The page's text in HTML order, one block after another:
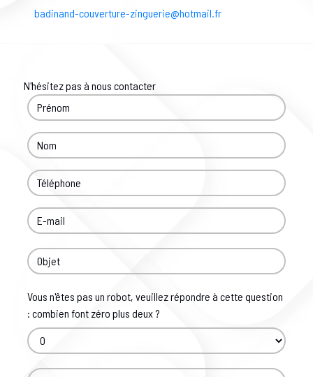
badinand-couverture-zinguerie@hotmail.fr
N'hésitez pas à nous contacter
Vous n'êtes pas un robot, veuillez répondre à cette question
: combien font zéro plus deux ?